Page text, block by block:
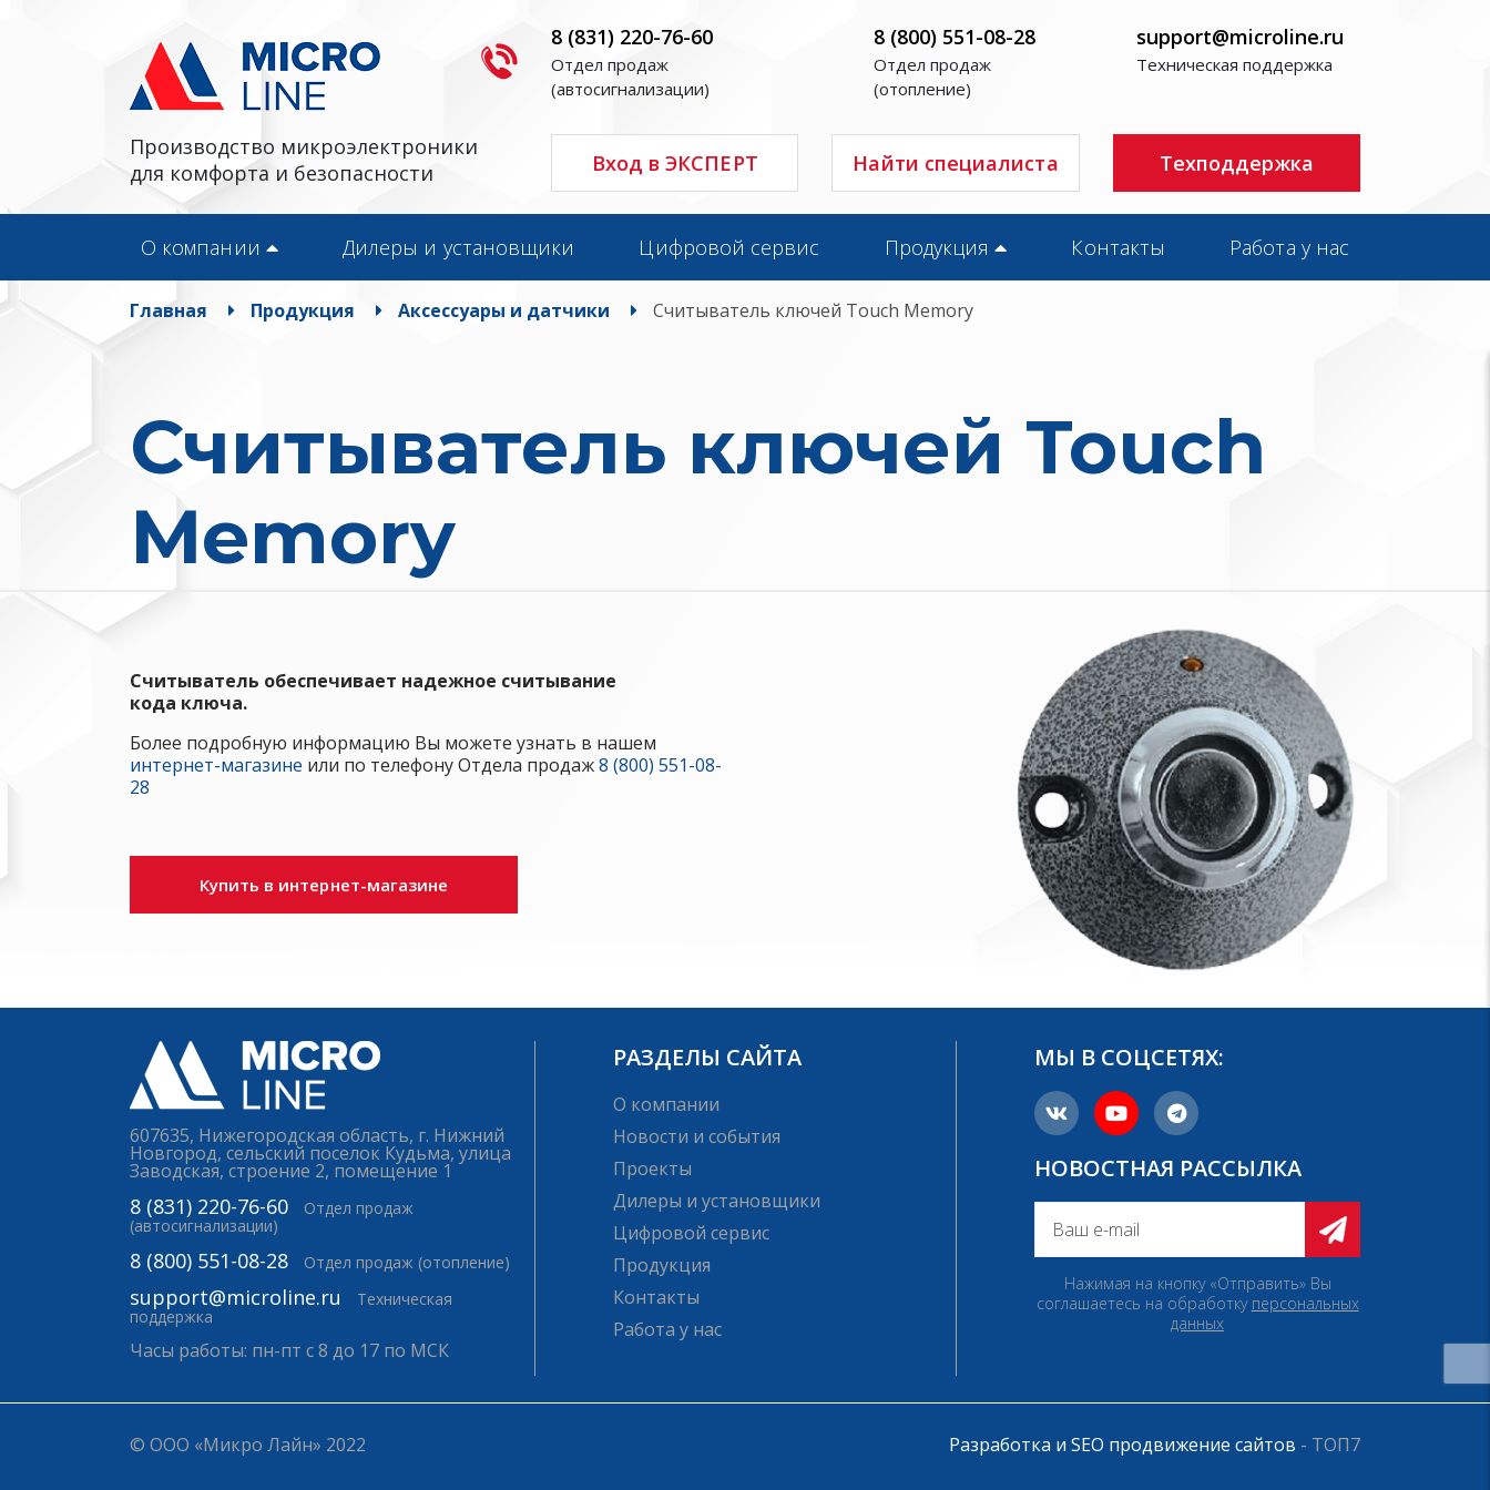
Производство микроэлектроники
для комфорта и безопасности
8 (831) 220-76-60
Отдел продаж
(автосигнализации)
8 (800) 551-08-28
Отдел продаж
(отопление)
support@microline.ru
Техническая поддержка
Вход в ЭКСПЕРТ Найти специалиста Техподдержка
О компании Дилеры и установщики Цифровой сервис Продукция Контакты Работа у нас
Главная Продукция Аксессуары и датчики Считыватель ключей Touch Memory
Считыватель ключей Touch
Memory
Считыватель обеспечивает надежное считывание
кода ключа.
Более подробную информацию Вы можете узнать в нашем
интернет-магазине или по телефону Отдела продаж8 (800) 551-08-
28
Купить в интернет-магазине
607635, Нижегородская область, г. Нижний
Новгород, сельский поселок Кудьма, улица
Заводская, строение 2, помещение 1
8 (831) 220-76-60
Отдел продаж
(автосигнализации)
8 (800) 551-08-28 Отдел продаж (отопление)
support@microline.ru
Техническая
поддержка
Часы работы: пн-пт с 8 до 17 по МСК
РАЗДЕЛЫ САЙТА
О компании
Новости и события
Проекты
Дилеры и установщики
Цифровой сервис
Продукция
Контакты
Работа у нас
МЫ В СОЦСЕТЯХ:
НОВОСТНАЯ РАССЫЛКА
Нажимая на кнопку «Отправить» Вы
соглашаетесь на обработку персональных
данных
© ООО «Микро Лайн» 2022 Разработка и SEO продвижение сайтов - ТОП7